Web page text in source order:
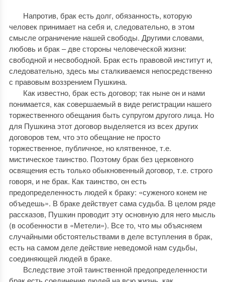
Напротив, брак есть долг, обязанность, которую
человек принимает на себя и, следовательно, в этом
смысле ограничение нашей свободы. Другими словами,
любовь и брак – две стороны человеческой жизни:
свободной и несвободной. Брак есть правовой институт и,
следовательно, здесь мы сталкиваемся непосредственно
с правовым воззрением Пушкина.
Как известно, брак есть договор; так ныне он и нами
понимается, как совершаемый в виде регистрации нашего
торжественного обещания быть супругом другого лица. Но
для Пушкина этот договор выделяется из всех других
договоров тем, что это обещание не просто
торжественное, публичное, но клятвенное, т.е.
мистическое таинство. Поэтому брак без церковного
освящения есть только обыкновенный договор, т.е. строго
говоря, и не брак. Как таинство, он есть
предопределенность людей к браку: «суженого конем не
объедешь». В браке действует сама судьба. В целом ряде
рассказов, Пушкин проводит эту основную для него мысль
(в особенности в «Метели»). Все то, что мы объясняем
случайными обстоятельствами в деле вступления в брак,
есть на самом деле действие неведомой нам судьбы,
соединяющей людей в браке.
Вследствие этой таинственной предопределенности